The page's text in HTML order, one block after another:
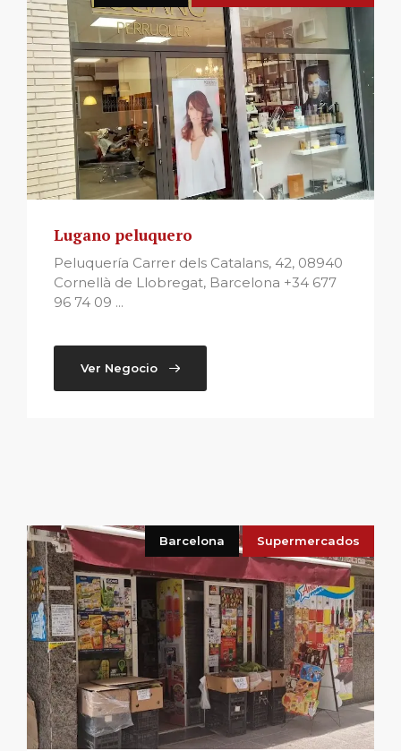
Lugano peluquero
Peluquería Carrer dels Catalans, 42, 08940
Cornellà de Llobregat, Barcelona +34 677
96 74 09 ...
Ver Negocio
Barcelona Supermercados